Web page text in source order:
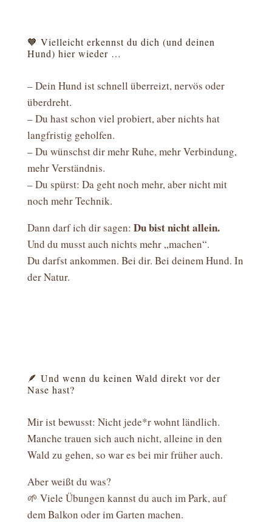
🧡 Vielleicht erkennst du dich (und deinen
Hund) hier wieder …
– Dein Hund ist schnell überreizt, nervös oder
überdreht.
– Du hast schon viel probiert, aber nichts hat
langfristig geholfen.
– Du wünschst dir mehr Ruhe, mehr Verbindung,
mehr Verständnis.
– Du spürst: Da geht noch mehr, aber nicht mit
noch mehr Technik.
Dann darf ich dir sagen: Du bist nicht allein.
Und du musst auch nichts mehr „machen“.
Du darfst ankommen. Bei dir. Bei deinem Hund. In
der Natur.
🪶 Und wenn du keinen Wald direkt vor der
Nase hast?
Mir ist bewusst: Nicht jede*r wohnt ländlich.
Manche trauen sich auch nicht, alleine in den
Wald zu gehen, so war es bei mir früher auch.
Aber weißt du was?
🌱 Viele Übungen kannst du auch im Park, auf
dem Balkon oder im Garten machen.